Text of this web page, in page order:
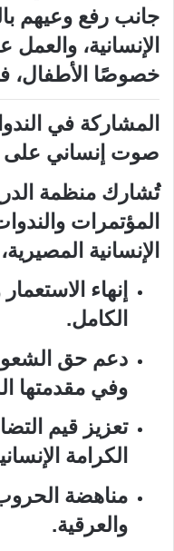
جانب رفع وعيهم
الإنسانية، والعمل
خصوصًا الأطفال،
المشاركة في
صوت إنساني على
تُشارك منظمة
المؤتمرات
الإنسانية
إنهاء
الكامل.
دعم حق
وفي مقدمتها
تعزيز قيم
الكرامة
مناهضة
والعرقية.